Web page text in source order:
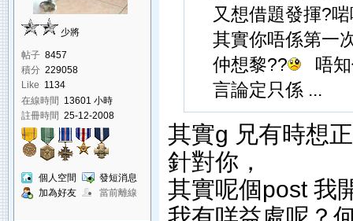
少將
帖子 8457
積分 229058
Like 1134
在線時間 13601 小時
註冊時間 25-12-2008
個人空間
發短消息
加為好友
當前離線
又想借題發揮?
其實你唔係第一
仲想黎??
唔知
言論定只係 ...
其實g 兄有時想
針對你，
其實呢個post 我